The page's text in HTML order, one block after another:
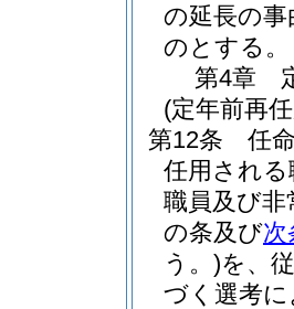
の延長の
のとする。
第4章
(定年前再
第12条
任
任用され
職員及び
の条及び次
う。)を、
づく選考